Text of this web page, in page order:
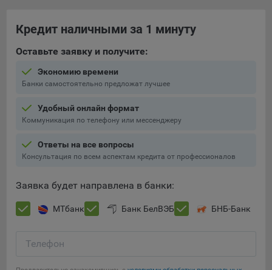
файлов сookie, на электронную почту Общества:
Аналитические Cookie
определять предпочтения пользователей Сайта, в том
числе наиболее и наименее популярные страницы и
исходя из предпочтений пользователей
пользователей сайта.
Компании, которым мы поручаем обработку
статистических cookies:
предоставляемый ООО «Яндекс». Адрес: г. Москва, ул.
Сохранить мои изменения
Кредит наличными за 1 минуту
Оставьте заявку и получите:
Экономию времени
Банки самостоятельно предложат лучшее
Удобный онлайн формат
Коммуникация по телефону или мессенджеру
Ответы на все вопросы
Консультация по всем аспектам кредита от профессионалов
Заявка будет направлена в банки:
МТбанк Банк БелВЭБ БНБ-Банк
Телефон